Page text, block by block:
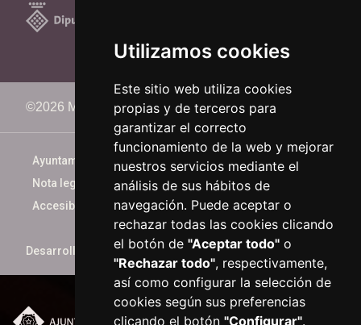
Utilizamos cookies
Este sitio web utiliza cookies
propias y de terceros para
garantizar el correcto
funcionamiento de la web y mejorar
nuestros servicios mediante el
análisis de sus hábitos de
navegación. Puede aceptar o
rechazar todas las cookies clicando
el botón de "Aceptar todo"o
"Rechazar todo", respectivamente,
así como configurar la selección de
cookies según sus preferencias
clicando el botón "Configurar".
©2026 Memorimage Festival
Ayuntamiento de Reus
Nota legal
Accesibilidad
Desarrollado porxarop.com